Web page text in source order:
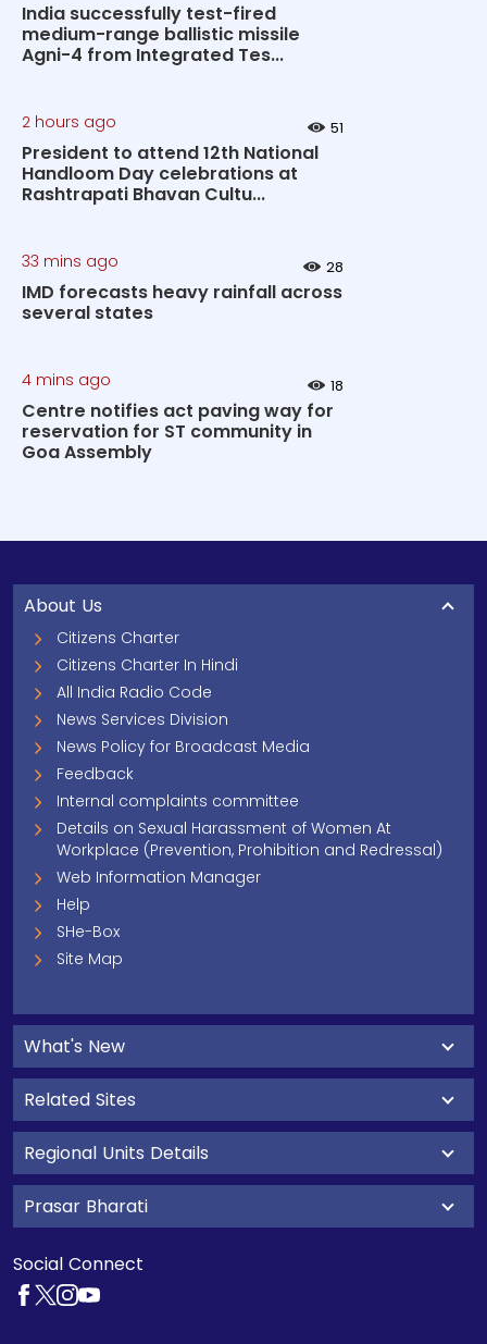
India successfully test-fired
medium-range ballistic missile
Agni-4 from Integrated Tes...
2 hours ago 51
President to attend 12th National
Handloom Day celebrations at
Rashtrapati Bhavan Cultu...
33 mins ago 28
IMD forecasts heavy rainfall across
several states
4 mins ago 18
Centre notifies act paving way for
reservation for ST community in
Goa Assembly
About Us
Citizens Charter
Citizens Charter In Hindi
All India Radio Code
News Services Division
News Policy for Broadcast Media
Feedback
Internal complaints committee
Details on Sexual Harassment of Women At
Workplace (Prevention, Prohibition and Redressal)
Web Information Manager
Help
SHe-Box
Site Map
What's New
Related Sites
Regional Units Details
Prasar Bharati
Social Connect